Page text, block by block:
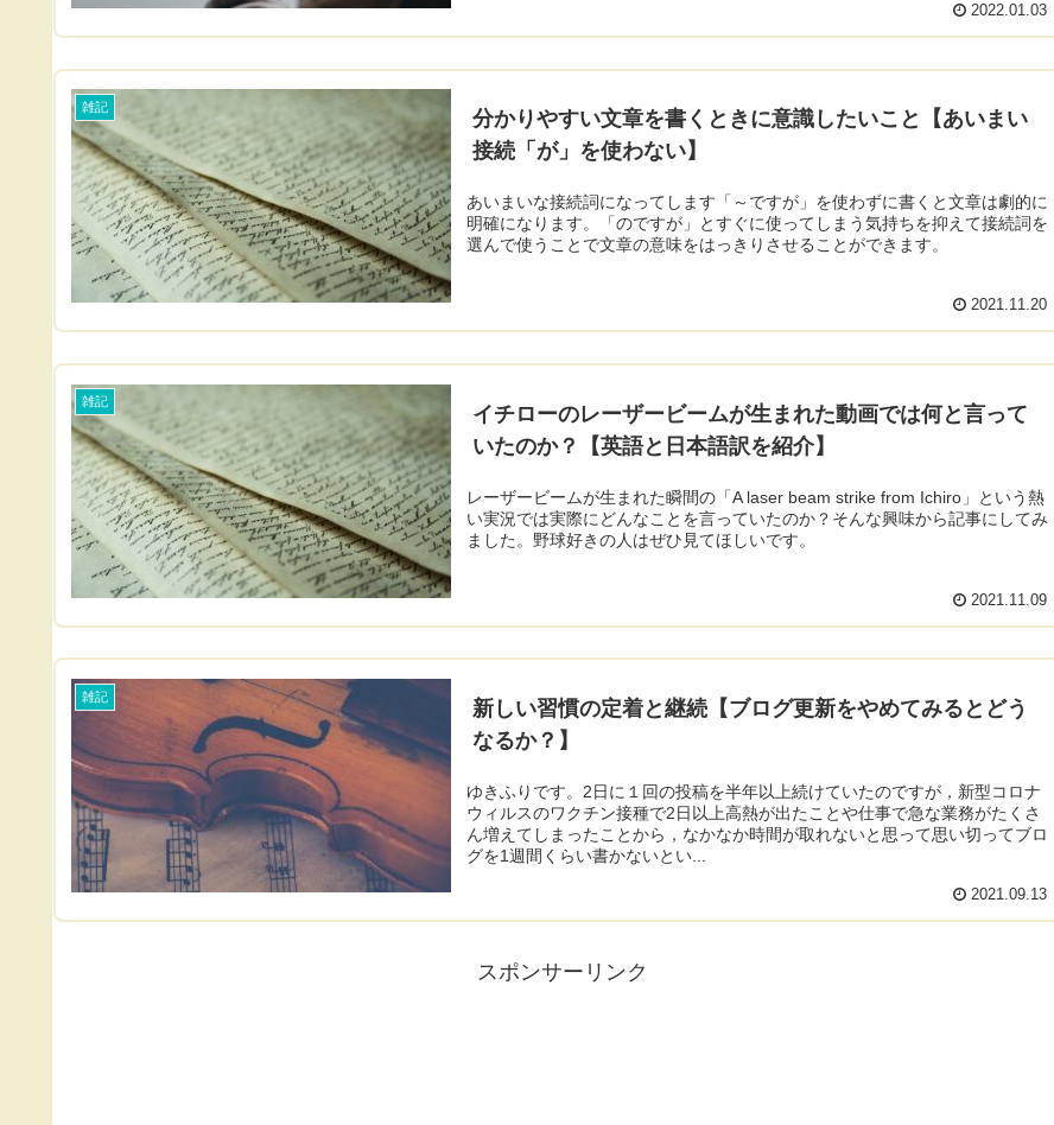
2022.01.03
雑記
分かりやすい文章を書くときに意識したいこと【あいまい
接続「が」を使わない】
あいまいな接続詞になってします「～ですが」を使わずに書くと文章は劇的に
明確になります。「のですが」とすぐに使ってしまう気持ちを抑えて接続詞を
選んで使うことで文章の意味をはっきりさせることができます。
2021.11.20
雑記
イチローのレーザービームが生まれた動画では何と言って
いたのか？【英語と日本語訳を紹介】
レーザービームが生まれた瞬間の「A laser beam strike from Ichiro」という熱
い実況では実際にどんなことを言っていたのか？そんな興味から記事にしてみ
ました。野球好きの人はぜひ見てほしいです。
2021.11.09
雑記
新しい習慣の定着と継続【ブログ更新をやめてみるとどう
なるか？】
ゆきふりです。2日に１回の投稿を半年以上続けていたのですが，新型コロナ
ウィルスのワクチン接種で2日以上高熱が出たことや仕事で急な業務がたくさ
ん増えてしまったことから，なかなか時間が取れないと思って思い切ってブロ
グを1週間くらい書かないとい...
2021.09.13
スポンサーリンク